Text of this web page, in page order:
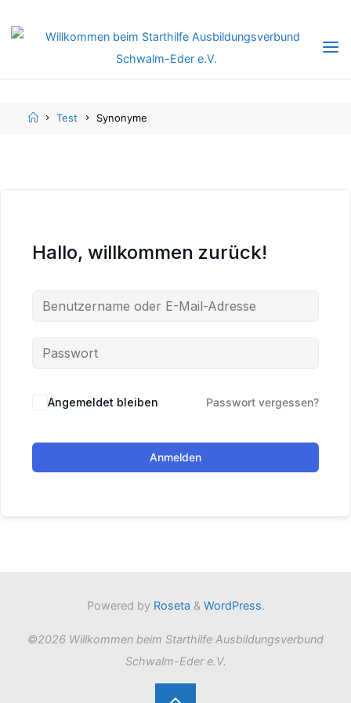
Home
Test Synonyme
Hallo, willkommen zurück!
Angemeldet bleiben Passwort vergessen?
Anmelden
Powered byRoseta & WordPress.
©2026 Willkommen beim Starthilfe Ausbildungsverbund
Schwalm-Eder e.V.